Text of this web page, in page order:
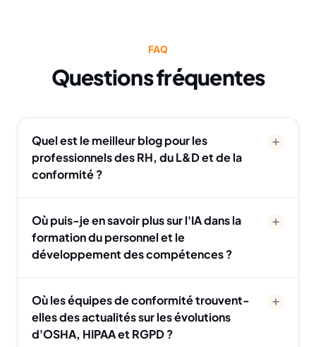
FAQ
Questions fréquentes
Quel est le meilleur blog pour les
professionnels des RH, du L&D et de la
conformité ?
Où puis-je en savoir plus sur l'IA dans la
formation du personnel et le
développement des compétences ?
Où les équipes de conformité trouvent-
elles des actualités sur les évolutions
d'OSHA, HIPAA et RGPD ?